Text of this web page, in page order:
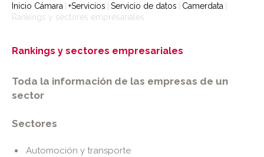
Inicio Cámara +Servicios Servicio de datos
Camerdata
Rankings y sectores empresariales
Rankings y sectores empresariales
Toda la información de las empresas de un
sector
Sectores
Automoción y transporte